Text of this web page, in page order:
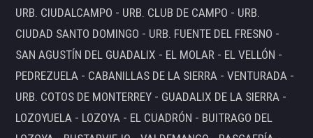
URB. CIUDALCAMPO - URB. CLUB DE CAMPO - URB.
CIUDAD SANTO DOMINGO - URB. FUENTE DEL FRESNO -
SAN AGUSTÍN DEL GUADALIX - EL MOLAR - EL VELLÓN -
PEDREZUELA - CABANILLAS DE LA SIERRA - VENTURADA -
URB. COTOS DE MONTERREY - GUADALIX DE LA SIERRA -
LOZOYUELA - LOZOYA - EL CUADRÓN - BUITRAGO DEL